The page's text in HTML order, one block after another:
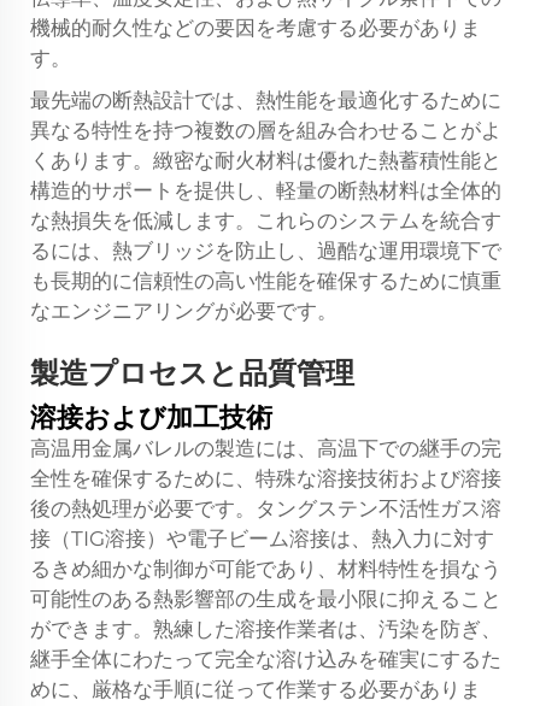
機械的耐久性などの要因を考慮する必要がありま
す。
最先端の断熱設計では、熱性能を最適化するために
異なる特性を持つ複数の層を組み合わせることがよ
くあります。緻密な耐火材料は優れた熱蓄積性能と
構造的サポートを提供し、軽量の断熱材料は全体的
な熱損失を低減します。これらのシステムを統合す
るには、熱ブリッジを防止し、過酷な運用環境下で
も長期的に信頼性の高い性能を確保するために慎重
なエンジニアリングが必要です。
製造プロセスと品質管理
溶接および加工技術
高温用金属バレルの製造には、高温下での継手の完
全性を確保するために、特殊な溶接技術および溶接
後の熱処理が必要です。タングステン不活性ガス溶
接（TIG溶接）や電子ビーム溶接は、熱入力に対す
るきめ細かな制御が可能であり、材料特性を損なう
可能性のある熱影響部の生成を最小限に抑えること
ができます。熟練した溶接作業者は、汚染を防ぎ、
継手全体にわたって完全な溶け込みを確実にするた
めに、厳格な手順に従って作業する必要がありま